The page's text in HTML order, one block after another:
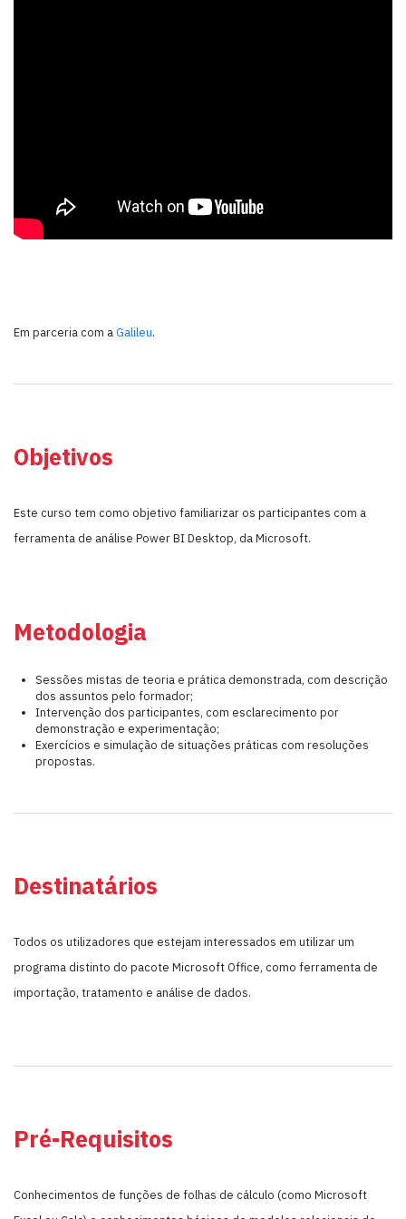
Em parceria com a Galileu.
Objetivos
Este curso tem como objetivo familiarizar os participantes com a
ferramenta de análise Power BI Desktop, da Microsoft.
Metodologia
Sessões mistas de teoria e prática demonstrada, com descrição
dos assuntos pelo formador;
Intervenção dos participantes, com esclarecimento por
demonstração e experimentação;
Exercícios e simulação de situações práticas com resoluções
propostas.
Destinatários
Todos os utilizadores que estejam interessados em utilizar um
programa distinto do pacote Microsoft Office, como ferramenta de
importação, tratamento e análise de dados.
Pré-Requisitos
Conhecimentos de funções de folhas de cálculo (como Microsoft